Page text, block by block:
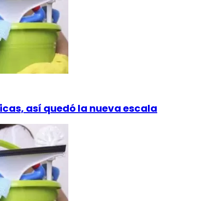
así quedó la nueva escala